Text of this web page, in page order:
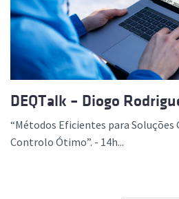
DEQTalk – Diogo
“Métodos Eficientes para Soluções
Controlo Ótimo”. - 14h...